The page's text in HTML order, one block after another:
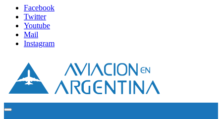
Facebook
Twitter
Youtube
Mail
Instagram